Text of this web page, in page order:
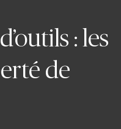
: les
de